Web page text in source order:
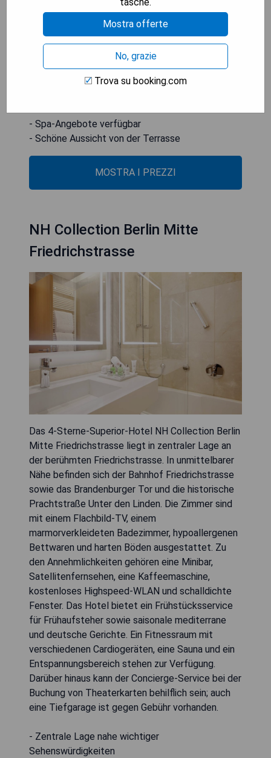
Straßenbahnhaltestelle Landsberger
Allee/Petersburger Str. entfernt, von wo aus
direkte Verbindungen zum Alexanderplatz
- Modernes Design
- Spa-Angebote verfügbar
- Schöne Aussicht von der Terrasse
MOSTRA I PREZZI
NH Collection Berlin Mitte
Friedrichstrasse
Das 4-Sterne-Superior-Hotel NH Collection Berlin
Mitte Friedrichstrasse liegt in zentraler Lage an
der berühmten Friedrichstrasse. In unmittelbarer
Nähe befinden sich der Bahnhof Friedrichstrasse
sowie das Brandenburger Tor und die historische
Prachtstraße Unter den Linden. Die Zimmer sind
mit einem Flachbild-TV, einem
marmorverkleideten Badezimmer, hypoallergenen
Bettwaren und harten Böden ausgestattet. Zu
den Annehmlichkeiten gehören eine Minibar,
Satellitenfernsehen, eine Kaffeemaschine,
kostenloses Highspeed-WLAN und schalldichte
Fenster. Das Hotel bietet ein Frühstücksservice
für Frühaufsteher sowie saisonale mediterrane
und deutsche Gerichte. Ein Fitnessraum mit
verschiedenen Cardiogeräten, eine Sauna und ein
Entspannungsbereich stehen zur Verfügung.
Darüber hinaus kann der Concierge-Service bei der
Buchung von Theaterkarten behilflich sein; auch
eine Tiefgarage ist gegen Gebühr vorhanden.
- Zentrale Lage nahe wichtiger
Sehenswürdigkeiten
Mostra offerte
No, grazie
Trova su booking.com